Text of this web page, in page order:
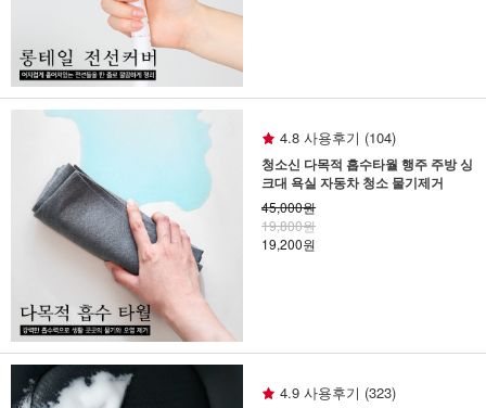
4.8 사용후기 (104)
청소신 다목적 흡수타월 행주 주방 싱
크대 욕실 자동차 청소 물기제거
45,000원
19,800원
19,200원
4.9 사용후기 (323)